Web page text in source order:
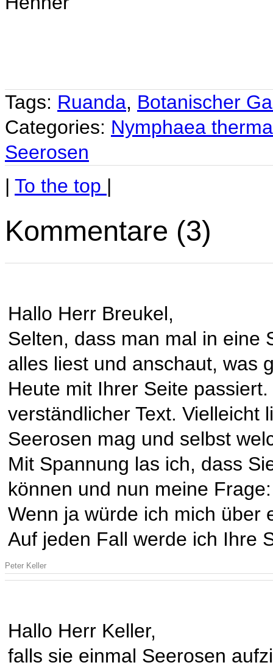
Tags: Ruanda, Botanischer
Categories: Nymphaea
Seerosen
| To the top |
Kommentare (3)
Hallo Herr Breukel,
Selten, dass man mal in eine
alles liest und anschaut, was
Heute mit Ihrer Seite
verständlicher Text. Vielleicht
Seerosen mag und selbst
Mit Spannung las ich, dass
können und nun meine
Wenn ja würde ich mich über
Auf jeden Fall werde ich Ihre
Peter Keller
Hallo Herr Keller,
falls sie einmal Seerosen